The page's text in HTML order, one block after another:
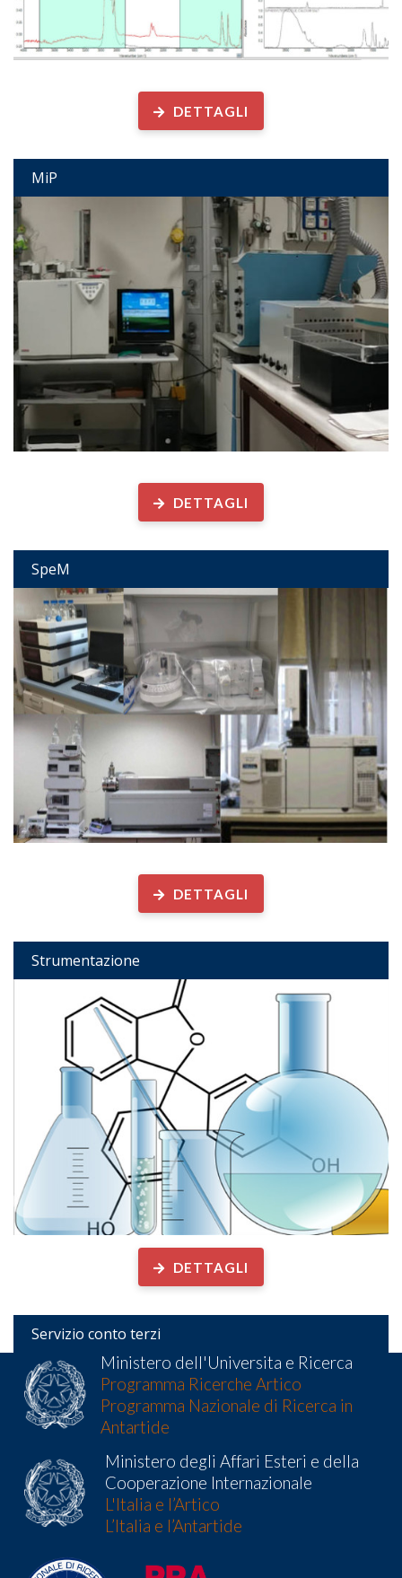
DETTAGLI
MiP
DETTAGLI
SpeM
DETTAGLI
Strumentazione
DETTAGLI
Servizio conto terzi
Ministero dell'Universita e Ricerca
Programma Ricerche Artico
Programma Nazionale di Ricerca in
Antartide
Ministero degli Affari Esteri e della
Cooperazione Internazionale
L'Italia e l’Artico
L’Italia e l’Antartide